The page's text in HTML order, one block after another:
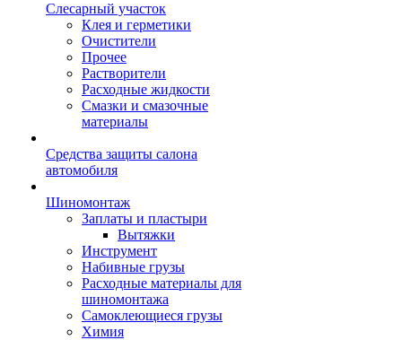
Слесарный участок
Клея и герметики
Очистители
Прочее
Растворители
Расходные жидкости
Смазки и смазочные
материалы
Средства защиты салона
автомобиля
Шиномонтаж
Заплаты и пластыри
Вытяжки
Инструмент
Набивные грузы
Расходные материалы для
шиномонтажа
Самоклеющиеся грузы
Химия